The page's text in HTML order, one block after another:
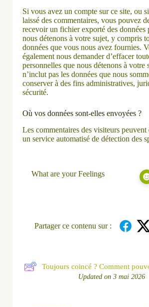
Si vous avez un compte sur ce site, ou
laissé des commentaires, vous pouvez
recevoir un fichier exporté des données
nous détenons à votre sujet, y compris
données que vous nous avez fournies.
également nous demander d’effacer
personnelles que nous détenons à votre
n’inclut pas les données que nous
conserver à des fins administratives,
sécurité.
Où vos données sont-elles envoyées ?
Les commentaires des visiteurs
un service automatisé de détection des
What are your Feelings
Partager ce contenu sur :
Toujours coincé ? Comment
Updated on 3 mai 2026